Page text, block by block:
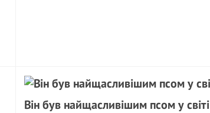
Він був найщасливішим псом у світі